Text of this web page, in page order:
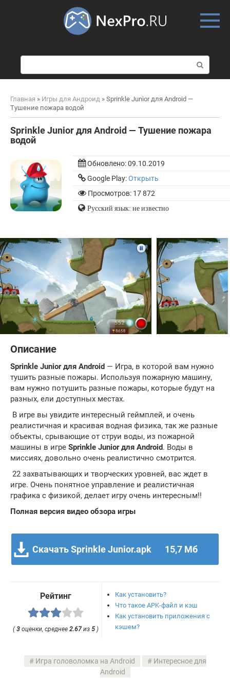
о
и
к
Главная » Игры для Андроид » Sprinkle Junior для Android —
Тушение пожара водой
Sprinkle Junior для Android — Тушение пожара
водой
Обновлено:09.10.2019
Google Play:Открыть
Просмотров: 17 872
Русский язык: не известно
Описание
Sprinkle Junior для Android — Игра, в которой вам нужно
тушить разные пожары. Используя пожарную машину,
вам нужно потушить разные пожары, которые будут на
разных, ели доступных местах.
В игре вы увидите интересный геймплей, и очень
реалистичная и красивая водная физика, так же разные
объекты, срывающие от струи воды, из пожарной
машины в игре Sprinkle Junior для Android. Воды в
миссиях, довольно очень реалистично смотрится.
22 захватывающих и творческих уровней, вас ждет в
игре. Очень понятное управление и реалистичная
графика с физикой, делает игру очень интересным!!
Полная версия видео обзора игры
Скачать Sprinkle Junior.apk 15,7 Мб
Рейтинг
(3 оценки, среднее2.67из5 )
Как установить?
Что такое APK-файл и кэш
Как установить приложения с
кэшем?
Игра головоломка на Android
Интересное для
Android